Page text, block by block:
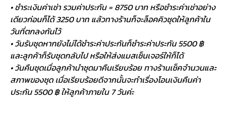
• ชำระเงินค่าเช่า รวมค่าประกัน = 8750 บาท หรือชำระค่าเช่าอย่าง
เดียวก่อนก็ได้ 3250 บาท แล้วทางร้านก็จะล็อคคิวชุดให้ลูกค้าใน
วันที่ตกลงกันไว้
• วันรับชุดหากยังไม่ได้ชำระค่าประกันก็ชำระค่าประกัน 5500 ฿
และลูกค้าก็รับชุดกลับไป หรือให้ส่งแมสเซ็นเจอร์ให้ก็ได้
• วันคืนชุดเมื่อลูกค้านำชุดมาคืนเรียบร้อย ทางร้านเช็คจำนวนและ
สภาพของชุด เมื่อเรียบร้อยดีจากนั้นจะทำเรื่องโอนเงินคืนค่า
ประกัน 5500 ฿ ให้ลูกค้าภายใน 7 วันค่ะ